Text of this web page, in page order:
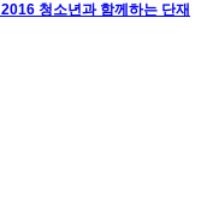
2016 청소년과 함께하는 단재